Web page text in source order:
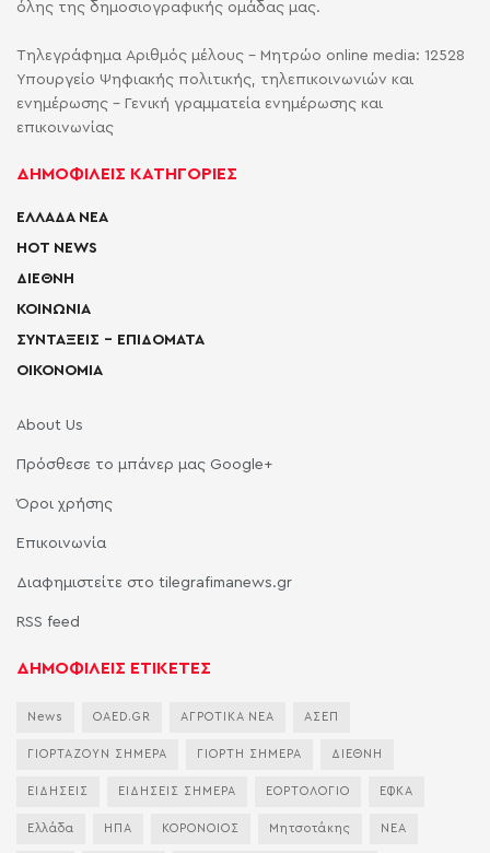
όλης της δημοσιογραφικής ομάδας μας.
Τηλεγράφημα Αριθμός μέλους - Μητρώο online media: 12528
Υπουργείο Ψηφιακής πολιτικής, τηλεπικοινωνιών και
ενημέρωσης - Γενική γραμματεία ενημέρωσης και
επικοινωνίας
ΔΗΜΟΦΙΛΕΙΣ ΚΑΤΗΓΟΡΙΕΣ
ΕΛΛΑΔΑ ΝΕΑ
HOT NEWS
ΔΙΕΘΝΗ
ΚΟΙΝΩΝΙΑ
ΣΥΝΤΑΞΕΙΣ – ΕΠΙΔΟΜΑΤΑ
ΟΙΚΟΝΟΜΙΑ
About Us
Πρόσθεσε το μπάνερ μας Google+
Όροι χρήσης
Επικοινωνία
Διαφημιστείτε στο tilegrafimanews.gr
RSS feed
ΔΗΜΟΦΙΛΕΙΣ ΕΤΙΚΕΤΕΣ
News OAED.GR ΑΓΡΟΤΙΚΑ ΝΕΑ ΑΣΕΠ
ΓΙΟΡΤΑΖΟΥΝ ΣΗΜΕΡΑ ΓΙΟΡΤΗ ΣΗΜΕΡΑ ΔΙΕΘΝΗ
ΕΙΔΗΣΕΙΣ ΕΙΔΗΣΕΙΣ ΣΗΜΕΡΑ ΕΟΡΤΟΛΟΓΙΟ ΕΦΚΑ
Ελλάδα ΗΠΑ ΚΟΡΟΝΟΙΟΣ Μητσοτάκης ΝΕΑ